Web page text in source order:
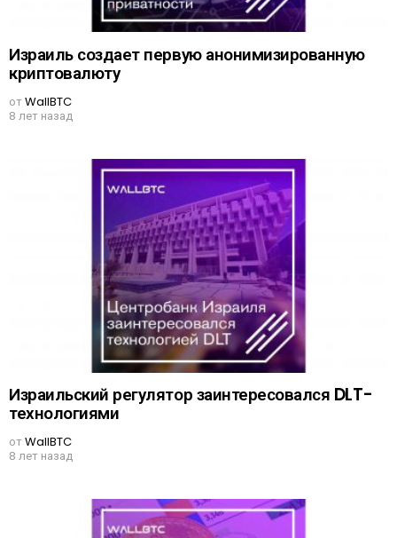
Израиль создает первую анонимизированную
криптовалюту
отWallBTC
8 лет назад
Израильский регулятор заинтересовался DLT-
технологиями
отWallBTC
8 лет назад